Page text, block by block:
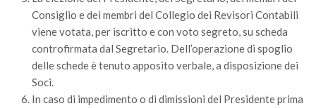
GdL Infrastrutture, Risorse, Innovazione
GdL Boschi Vetusti
GdL “TreeTalkers”
GdL Boschi Cedui
Consiglio e dei membri del Collegio dei Revisori Contabili
viene votata, per iscritto e con voto segreto, su scheda
controfirmata dal Segretario. Dell’operazione di spoglio
delle schede è tenuto apposito verbale, a disposizione dei
Soci.
In caso di impedimento o di dimissioni del Presidente prima